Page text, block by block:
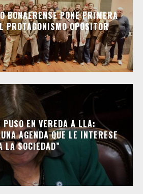
BONAERENSE PONE PRIMERA
PROTAGONISMO OPOSITOR
EN VEREDA A LLA:
AGENDA QUE LE INTERESE
LA SOCIEDAD”